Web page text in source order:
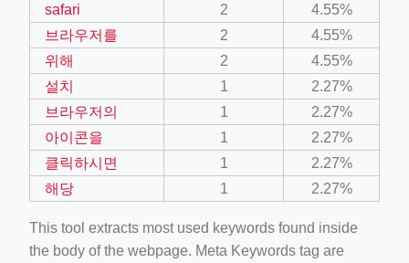
safari
2
4.55%
브라우저를
2
4.55%
위해
2
4.55%
설치
1
2.27%
브라우저의
1
2.27%
아이콘을
1
2.27%
클릭하시면
1
2.27%
해당
1 2.27%
This tool extracts most used keywords found inside
the body of the webpage. Meta Keywords tag are